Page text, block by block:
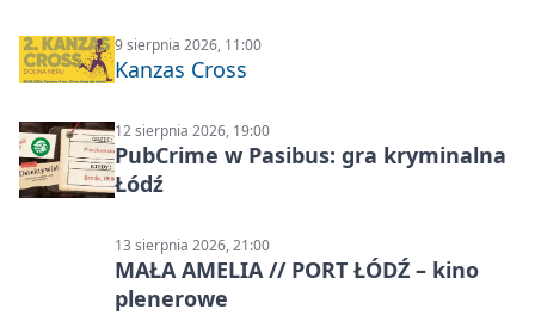
9 sierpnia 2026, 11:00
Kanzas Cross
12 sierpnia 2026, 19:00
PubCrime w Pasibus: gra kryminalna
Łódź
13 sierpnia 2026, 21:00
MAŁA AMELIA // PORT ŁÓDŹ – kino
plenerowe